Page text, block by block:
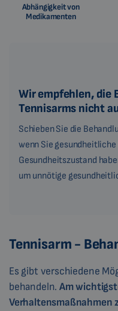
Abhängigkeit von
Medikamenten
Wir empfehlen, die
Tennisarms nicht
Schieben Sie die
wenn Sie
Gesundheitszustand
um unnötige
Tennisarm -
Es gibt verschiedene
behandeln.Am